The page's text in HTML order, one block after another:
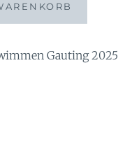
Gauting 2025